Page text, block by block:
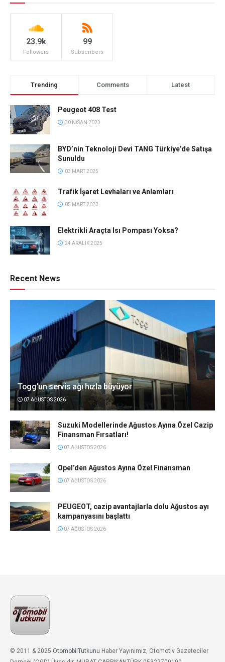
23.9k
Followers
99
Subscribers
Trending Comments Latest
Peugeot 408 Test
30 NISAN 2023
BYD’nin Teknoloji Devi TANG Türkiye’de Satışa
Sunuldu
03 MART 2025
Trafik İşaret Levhaları ve Anlamları
05 MART 2023
Elektrikli Araçta Isı Pompası Yoksa?
24 ARALIK 2025
Recent News
Togg’un servis ağı hızla büyüyor
07 AĞUSTOS 2026
Suzuki Modellerinde Ağustos Ayına Özel Cazip
Finansman Fırsatları!
07 AĞUSTOS 2026
Opel’den Ağustos Ayına Özel Finansman
07 AĞUSTOS 2026
PEUGEOT, cazip avantajlarla dolu Ağustos ayı
kampanyasını başlattı
07 AĞUSTOS 2026
© 2011 & 2025 OtomobilTutkunu Haber Yayınımız, Otomotiv Gazeteciler